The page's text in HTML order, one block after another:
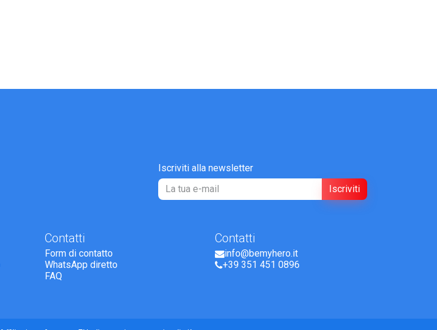
Iscriviti alla newsletter
Iscriviti
Contatti
Form di contatto
WhatsApp diretto
FAQ
Contatti
info@bemyhero.it
+39 351 451 0896